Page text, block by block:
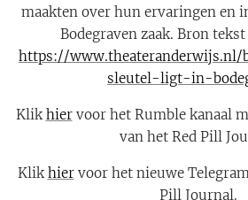
maakten over hun ervaringen en
Bodegraven zaak. Bron
https://www.theateranderwijs.nl/
sleutel-ligt-in-
Klikhiervoor het Rumble kanaal
van het Red Pill
Klikhiervoor het nieuwe
Pill Journal.